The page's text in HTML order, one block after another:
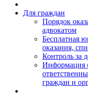
Для граждан
Порядок
адвокатом
Бесплатная
оказания,
Контроль за
Информация
граждан и